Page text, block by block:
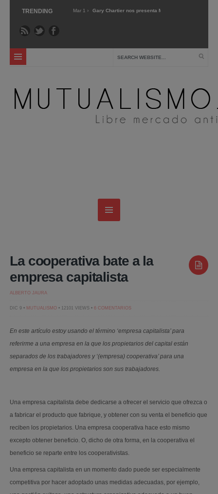
TRENDING
Mar 1 › Gary Chartier nos presenta Markets not Capitalism »
La cooperativa bate a la
empresa capitalista
ALBERTO JAURA
DIC 9 • MUTUALISMO • 12101 VIEWS • 6 COMENTARIOSEN
A
EMPRESA
En este artículo estoy usando el término ‘empresa capitalista’ para
referirme a una empresa en la que los propietarios del capital están
separados de los trabajadores y ‘(empresa) cooperativa’ para una
empresa en la que los propietarios son sus trabajadores.
Una empresa capitalista debe dedicarse a ofrecer el servicio que ofrezca o
a fabricar el producto que fabrique, y obtener con su venta el beneficio que
reciben los propietarios. Una empresa cooperativa hace esto mismo
excepto obtener beneficio. O, dicho de otra forma, en la cooperativa el
beneficio se reparte entre los cooperativistas.
Una empresa capitalista en un momento dado puede ser especialmente
competitiva por hacer adoptado unas medidas adecuadas, por ejemplo,